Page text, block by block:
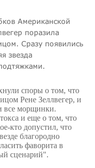
Американской
поразила
Сразу появились
звезда
споры о том, что
Рене Зеллвегер, и
все морщинки.
и еще о том, что
кто допустил, что
благородно
фаворита в
сценарий".